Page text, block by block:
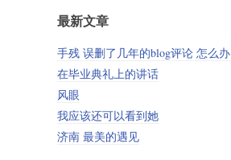
最新文章
手残 误删了几年的blog评论 怎么办
在毕业典礼上的讲话
风眼
我应该还可以看到她
济南 最美的遇见